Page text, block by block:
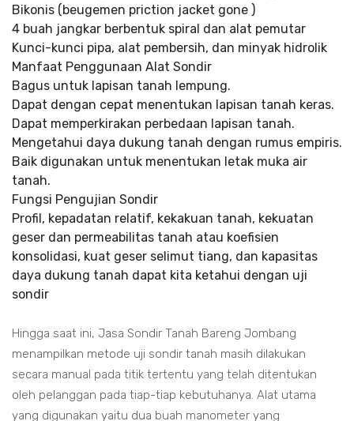
Bikonis (beugemen priction jacket gone )
4 buah jangkar berbentuk spiral dan alat pemutar
Kunci-kunci pipa, alat pembersih, dan minyak hidrolik
Manfaat Penggunaan Alat Sondir
Bagus untuk lapisan tanah lempung.
Dapat dengan cepat menentukan lapisan tanah keras.
Dapat memperkirakan perbedaan lapisan tanah.
Mengetahui daya dukung tanah dengan rumus empiris.
Baik digunakan untuk menentukan letak muka air
tanah.
Fungsi Pengujian Sondir
Profil, kepadatan relatif, kekakuan tanah, kekuatan
geser dan permeabilitas tanah atau koefisien
konsolidasi, kuat geser selimut tiang, dan kapasitas
daya dukung tanah dapat kita ketahui dengan uji
sondir
Hingga saat ini, Jasa Sondir Tanah Bareng Jombang
menampilkan metode uji sondir tanah masih dilakukan
secara manual pada titik tertentu yang telah ditentukan
oleh pelanggan pada tiap-tiap kebutuhanya. Alat utama
yang digunakan yaitu dua buah manometer yang